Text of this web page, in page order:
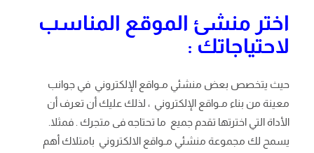
اختر منشئ الموقع المناسب
لاحتياجاتك :
حيث يتخصص بعض منشئي مـواقع الإلكتروني في جوانب
معينة من بناء مـواقع الإلكتروني ، لذلك عليك أن تعرف أن
الأداة التي اخترتها تقدم جميع ما تحتاجه فى متجرك . فمثلا.
يسمح لك مجموعة منشئي مـواقع الالكتروني بامتلاك أهم